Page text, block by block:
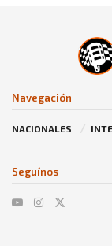
Navegación
NACIONALES
Seguínos